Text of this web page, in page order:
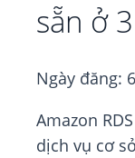
sẵn ở
Ngày đăng:
Amazon
dịch vụ cơ